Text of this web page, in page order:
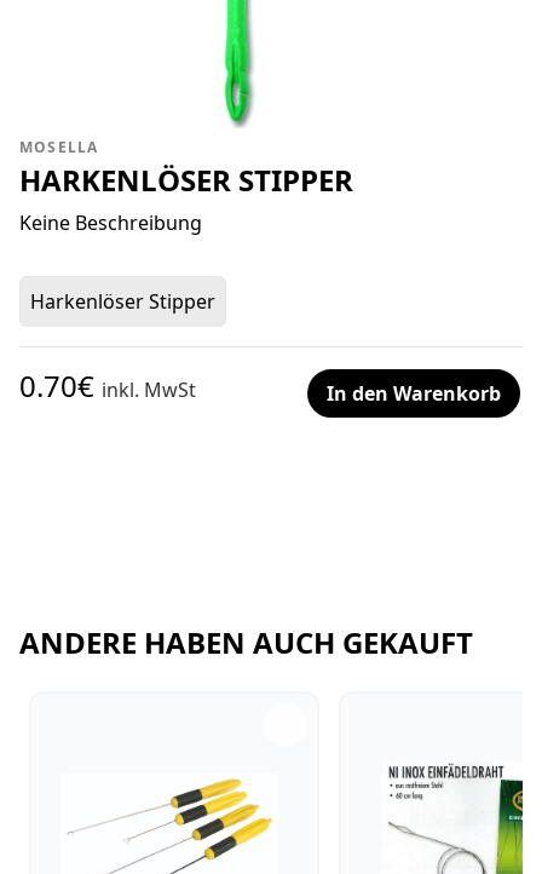
MOSELLA
HARKENLÖSER STIPPER
Keine Beschreibung
Harkenlöser Stipper
0.70€ inkl. MwSt In den Warenkorb
ANDERE HABEN AUCH GEKAUFT